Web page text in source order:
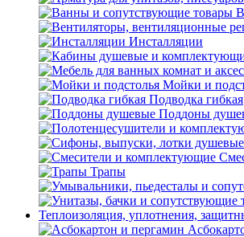
Инсталляции
Мойки и
Подводка гибкая
Поддоны
Трапы
Теплоизоляция, уплотнения,